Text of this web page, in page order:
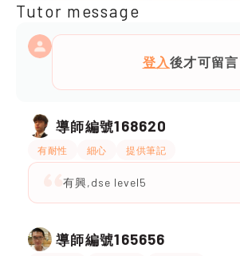
Tutor message
登入後才可留言
導師編號168620
有耐性 細心 提供筆記
有興,dse level5
導師編號165656